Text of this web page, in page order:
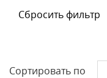
Сбросить фильтр
Сортировать по